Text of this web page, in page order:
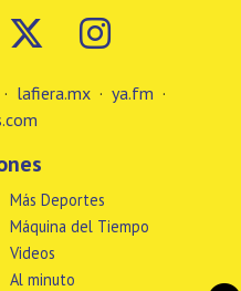
· lafiera.mx · ya.fm ·
Más Deportes
Máquina del Tiempo
Videos
Al minuto